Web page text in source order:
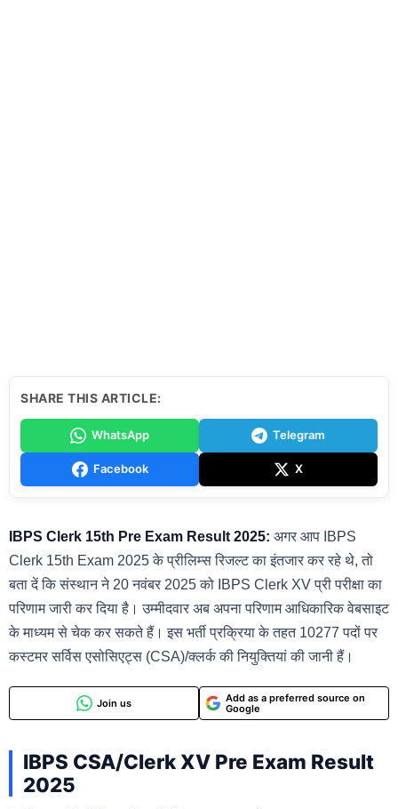
SHARE THIS ARTICLE:
WhatsApp Telegram
Facebook X
IBPS Clerk 15th Pre Exam Result 2025: अगर आप IBPS
Clerk 15th Exam 2025 के प्रीलिम्स रिजल्ट का इंतजार कर रहे थे, तो
बता दें कि संस्थान ने 20 नवंबर 2025 को IBPS Clerk XV प्री परीक्षा का
परिणाम जारी कर दिया है। उम्मीदवार अब अपना परिणाम आधिकारिक वेबसाइट
के माध्यम से चेक कर सकते हैं। इस भर्ती प्रक्रिया के तहत 10277 पदों पर
कस्टमर सर्विस एसोसिएट्स (CSA)/क्लर्क की नियुक्तियां की जानी हैं।
Join us
Add as a preferred source on
Google
IBPS CSA/Clerk XV Pre Exam Result
2025